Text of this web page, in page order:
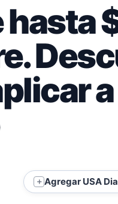
hasta
＋ Agregar USA